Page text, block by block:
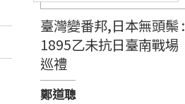
臺灣變番邦,日本無頭鬃 :
1895乙未抗日臺南戰場
巡禮
鄭道聰